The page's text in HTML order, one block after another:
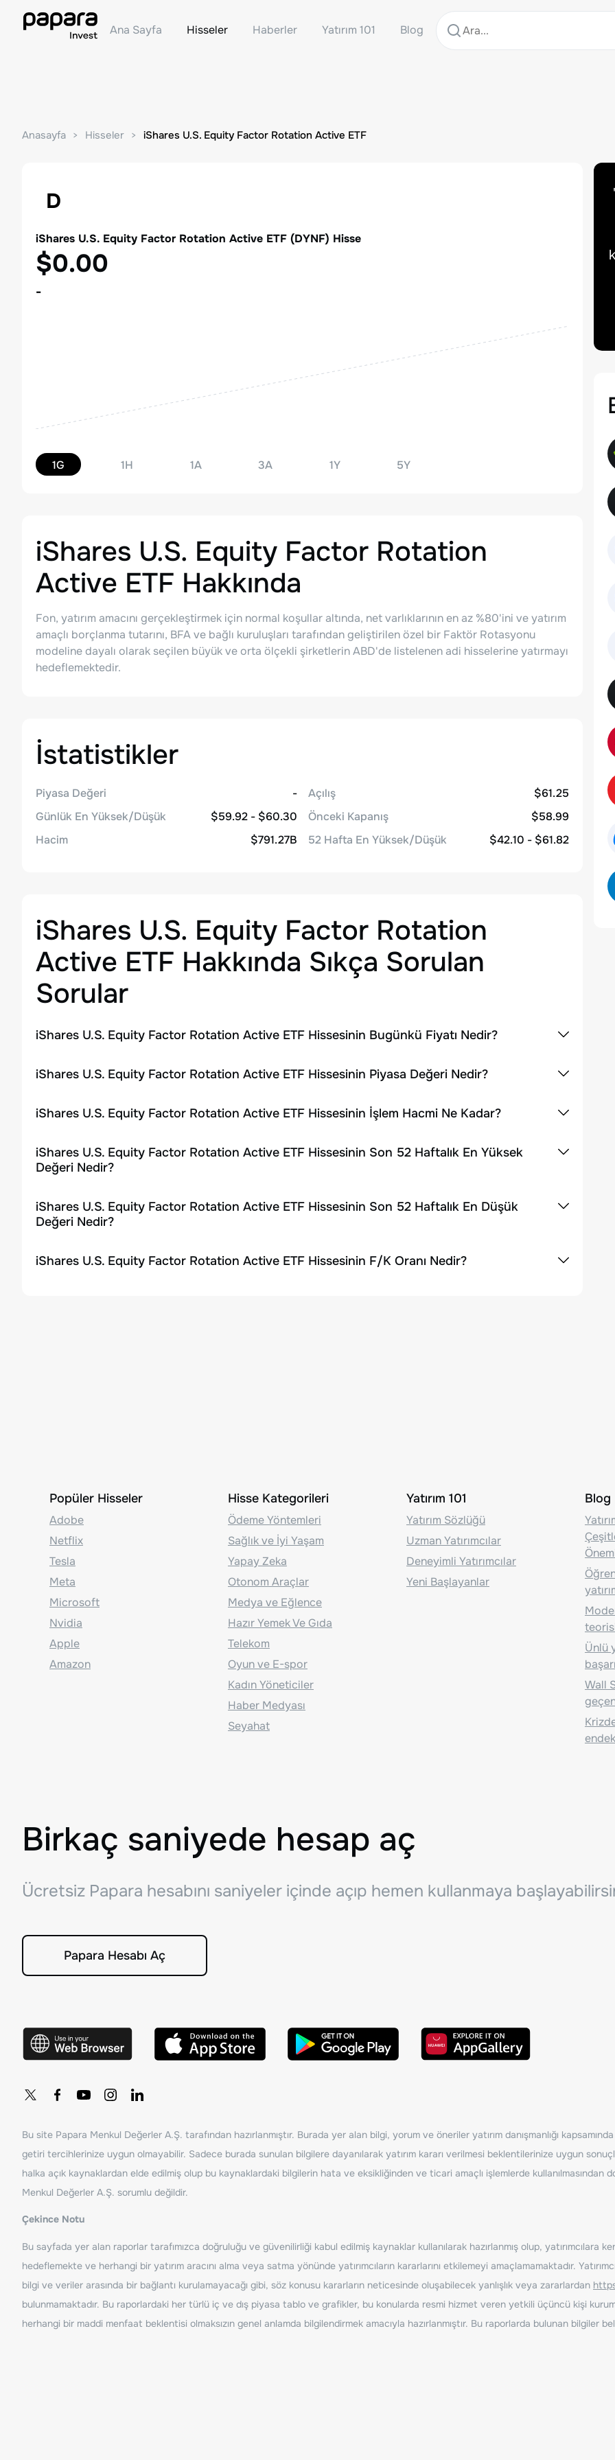
Ana Sayfa Hisseler Haberler Yatırım 101 Blog
Anasayfa Hisseler iShares U.S. Equity Factor Rotation Active ETF
D
iShares U.S. Equity Factor Rotation Active ETF (DYNF) Hisse
$0.00
-
1G 1H 1A 3A 1Y 5Y
iShares U.S. Equity Factor Rotation
Active ETF Hakkında
Fon, yatırım amacını gerçekleştirmek için normal koşullar altında, net varlıklarının en az %80'ini ve yatırım
amaçlı borçlanma tutarını, BFA ve bağlı kuruluşları tarafından geliştirilen özel bir Faktör Rotasyonu
modeline dayalı olarak seçilen büyük ve orta ölçekli şirketlerin ABD'de listelenen adi hisselerine yatırmayı
hedeflemektedir.
İstatistikler
Piyasa Değeri
-
Günlük En Yüksek/Düşük
$59.92 - $60.30
Hacim
$791.27B
Açılış
$61.25
Önceki Kapanış
$58.99
52 Hafta En Yüksek/Düşük
$42.10 - $61.82
iShares U.S. Equity Factor Rotation
Active ETF Hakkında Sıkça Sorulan
Sorular
iShares U.S. Equity Factor Rotation Active ETF Hissesinin Bugünkü Fiyatı Nedir?
iShares U.S. Equity Factor Rotation Active ETF Hissesinin Piyasa Değeri Nedir?
iShares U.S. Equity Factor Rotation Active ETF Hissesinin İşlem Hacmi Ne Kadar?
iShares U.S. Equity Factor Rotation Active ETF Hissesinin Son 52 Haftalık En Yüksek
Değeri Nedir?
iShares U.S. Equity Factor Rotation Active ETF Hissesinin Son 52 Haftalık En Düşük
Değeri Nedir?
iShares U.S. Equity Factor Rotation Active ETF Hissesinin F/K Oranı Nedir?
Popüler Hisseler
Adobe
Netflix
Tesla
Meta
Microsoft
Nvidia
Apple
Amazon
Hisse Kategorileri
Ödeme Yöntemleri
Sağlık ve İyi Yaşam
Yapay Zeka
Otonom Araçlar
Medya ve Eğlence
Hazır Yemek Ve Gıda
Telekom
Oyun ve E-spor
Kadın Yöneticiler
Haber Medyası
Seyahat
Yatırım 101
Yatırım Sözlüğü
Uzman Yatırımcılar
Deneyimli Yatırımcılar
Yeni Başlayanlar
Blog
Ünlü
Wall
Birkaç saniyede hesap aç
Ücretsiz Papara hesabını saniyeler içinde açıp hemen kullanmaya
Papara Hesabı Aç
Bu site Papara Menkul Değerler A.Ş. tarafından hazırlanmıştır. Burada yer alan bilgi, yorum ve öneriler yatırım danışmanlığı
getiri tercihlerinize uygun olmayabilir. Sadece burada sunulan bilgilere dayanılarak yatırım kararı verilmesi beklentilerinize uygun
halka açık kaynaklardan elde edilmiş olup bu kaynaklardaki bilgilerin hata ve eksikliğinden ve ticari amaçlı işlemlerde
Menkul Değerler A.Ş. sorumlu değildir.
Çekince Notu
Bu sayfada yer alan raporlar tarafımızca doğruluğu ve güvenilirliği kabul edilmiş kaynaklar kullanılarak hazırlanmış olup, yatırımcılara
hedeflemekte ve herhangi bir yatırım aracını alma veya satma yönünde yatırımcıların kararlarını etkilemeyi amaçlamamaktadır.
bilgi ve veriler arasında bir bağlantı kurulamayacağı gibi, söz konusu kararların neticesinde oluşabilecek yanlışlık veya zararlardan
bulunmamaktadır. Bu raporlardaki her türlü iç ve dış piyasa tablo ve grafikler, bu konularda resmi hizmet veren yetkili üçüncü kişi
herhangi bir maddi menfaat beklentisi olmaksızın genel anlamda bilgilendirmek amacıyla hazırlanmıştır. Bu raporlarda bulunan bilgiler